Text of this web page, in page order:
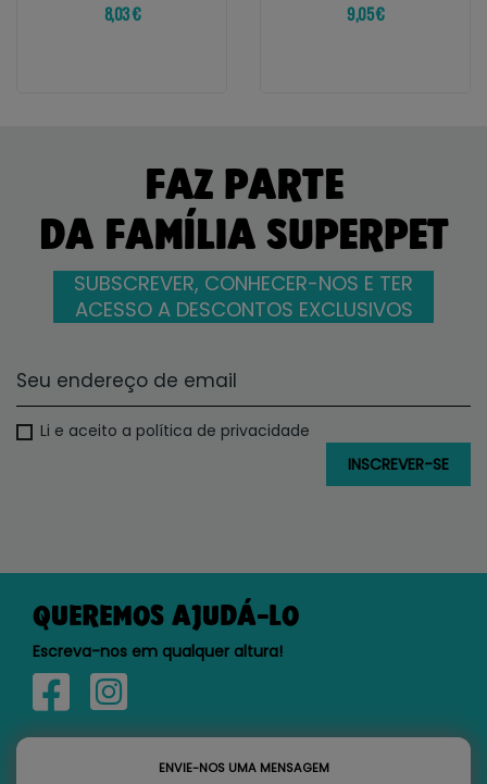
8,03 € 9,05 €
FAZ PARTE
DA FAMÍLIA SUPERPET
SUBSCREVER, CONHECER-NOS E TER
ACESSO A DESCONTOS EXCLUSIVOS
Li e aceito a política de privacidade
QUEREMOS AJUDÁ-LO
Escreva-nos em qualquer altura!
ENVIE-NOS UMA MENSAGEM